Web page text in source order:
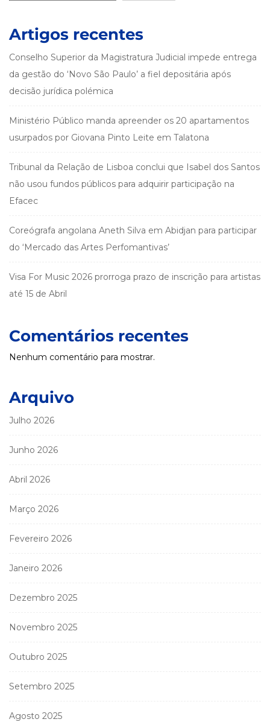
Artigos recentes
Conselho Superior da Magistratura Judicial impede entrega
da gestão do ‘Novo São Paulo’ a fiel depositária após
decisão jurídica polémica
Ministério Público manda apreender os 20 apartamentos
usurpados por Giovana Pinto Leite em Talatona
Tribunal da Relação de Lisboa conclui que Isabel dos Santos
não usou fundos públicos para adquirir participação na
Efacec
Coreógrafa angolana Aneth Silva em Abidjan para participar
do ‘Mercado das Artes Perfomantivas’
Visa For Music 2026 prorroga prazo de inscrição para artistas
até 15 de Abril
Comentários recentes
Nenhum comentário para mostrar.
Arquivo
Julho 2026
Junho 2026
Abril 2026
Março 2026
Fevereiro 2026
Janeiro 2026
Dezembro 2025
Novembro 2025
Outubro 2025
Setembro 2025
Agosto 2025